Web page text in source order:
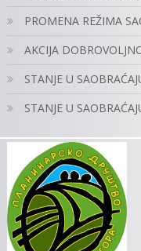
PROMENA REŽIMA
AKCIJA
STANJE U
STANJE U